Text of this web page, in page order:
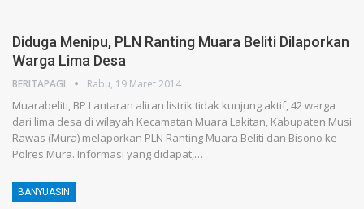
Diduga Menipu, PLN Ranting Muara Beliti Dilaporkan
Warga Lima Desa
BERITAPAGI Rabu, 19 Maret 2014
Muarabeliti, BP Lantaran aliran listrik tidak kunjung aktif, 42 warga
dari lima desa di wilayah Kecamatan Muara Lakitan, Kabupaten Musi
Rawas (Mura) melaporkan PLN Ranting Muara Beliti dan Bisono ke
Polres Mura. Informasi yang didapat,…
BANYUASIN